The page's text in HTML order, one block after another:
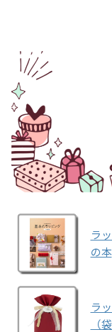
ラ
の本
ラ
（